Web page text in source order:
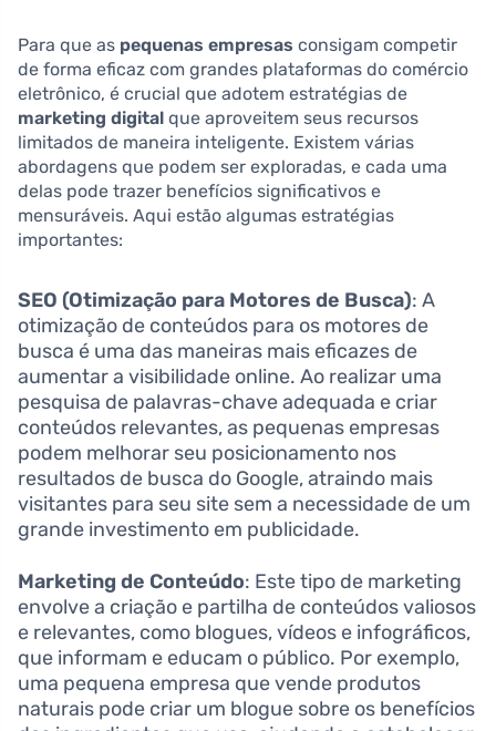
Para que as pequenas empresas consigam competir
de forma eficaz com grandes plataformas do comércio
eletrônico, é crucial que adotem estratégias de
marketing digital que aproveitem seus recursos
limitados de maneira inteligente. Existem várias
abordagens que podem ser exploradas, e cada uma
delas pode trazer benefícios significativos e
mensuráveis. Aqui estão algumas estratégias
importantes:
SEO (Otimização para Motores de Busca): A
otimização de conteúdos para os motores de
busca é uma das maneiras mais eficazes de
aumentar a visibilidade online. Ao realizar uma
pesquisa de palavras-chave adequada e criar
conteúdos relevantes, as pequenas empresas
podem melhorar seu posicionamento nos
resultados de busca do Google, atraindo mais
visitantes para seu site sem a necessidade de um
grande investimento em publicidade.
Marketing de Conteúdo: Este tipo de marketing
envolve a criação e partilha de conteúdos valiosos
e relevantes, como blogues, vídeos e infográficos,
que informam e educam o público. Por exemplo,
uma pequena empresa que vende produtos
naturais pode criar um blogue sobre os benefícios